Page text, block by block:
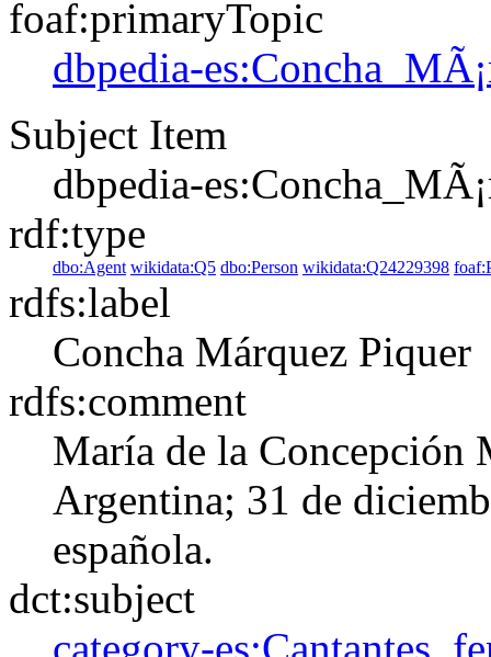
foaf:primaryTopic
dbpedia-
Subject Item
dbpedia-
rdf:type
dbo:Agent wikidata:Q5 dbo:Person wikidata:Q24229398
rdfs:label
Concha Márquez Piquer
rdfs:comment
María de la Concepción
Argentina; 31 de
española.
dct:subject